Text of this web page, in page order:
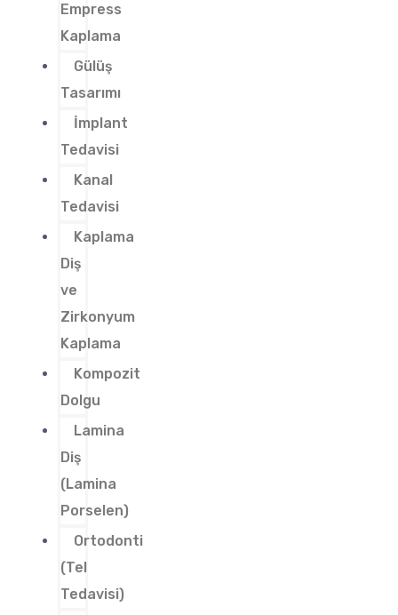
Empress
Kaplama
Gülüş
Tasarımı
İmplant
Tedavisi
Kanal
Tedavisi
Kaplama
Diş
ve
Zirkonyum
Kaplama
Kompozit
Dolgu
Lamina
Diş
(Lamina
Porselen)
Ortodonti
(Tel
Tedavisi)